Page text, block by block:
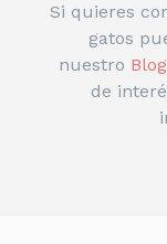
Si quieres
gatos
nuestro Blog
de